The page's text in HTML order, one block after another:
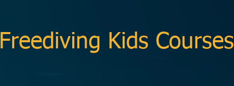
Freediving Kids Courses